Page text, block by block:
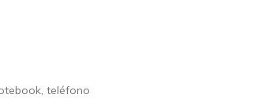
teléfono